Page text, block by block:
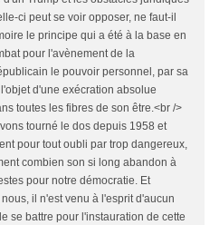
ci peut se voir opposer, ne faut-il
le principe qui a été à la base en
pour l'avènement de la
le pouvoir personnel, par sa
d'une exécration absolue
toutes les fibres de son être.<br />
tourné le dos depuis 1958 et
pour tout oubli par trop dangereux,
combien son si long abandon à
pour notre démocratie. Et
il n'est venu à l'esprit d'aucun
se battre pour l'instauration de cette